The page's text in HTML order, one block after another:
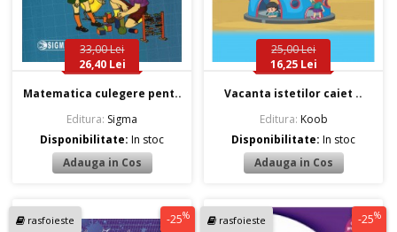
33,00 Lei
26,40 Lei
Matematica culegere pent..
Editura: Sigma
Disponibilitate:In stoc
25,00 Lei
16,25 Lei
Vacanta istetilor caiet ..
Editura: Koob
Disponibilitate:In stoc
rasfoieste -25% rasfoieste -25%